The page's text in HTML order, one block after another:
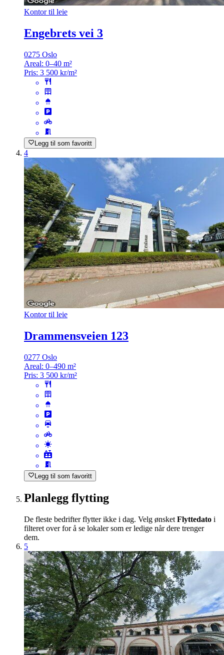
Kontor til leie
Engebrets vei 3
0275 Oslo
Areal: 0–40 m²
Pris: 3 500 kr/m²
Legg til som favoritt
4
Kontor til leie
Drammensveien 123
0277 Oslo
Areal: 0–490 m²
Pris: 3 500 kr/m²
Legg til som favoritt
Planlegg flytting
De fleste bedrifter flytter ikke i dag. Velg ønsket Flyttedato i
filteret over for å se lokaler som er ledige når dere trenger
dem.
5